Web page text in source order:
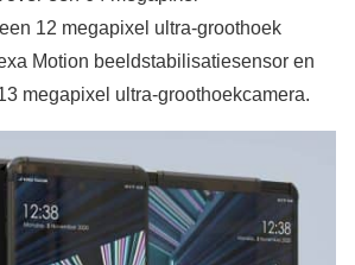
12 megapixel ultra-groothoek
Motion beeldstabilisatiesensor en
megapixel ultra-groothoekcamera.